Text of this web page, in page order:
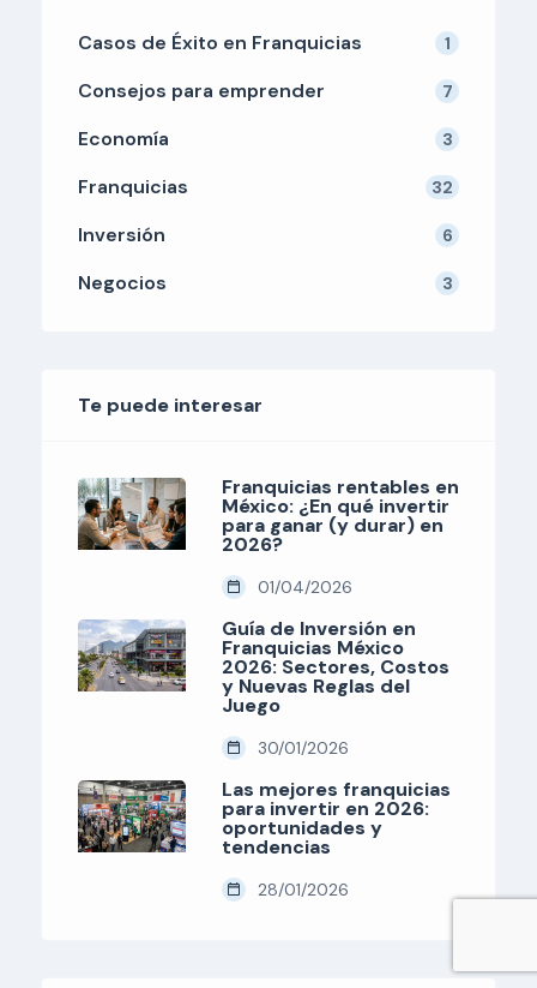
Casos de Éxito en Franquicias 1
Consejos para emprender 7
Economía 3
Franquicias 32
Inversión 6
Negocios 3
Te puede interesar
Franquicias rentables en
México: ¿En qué invertir
para ganar (y durar) en
2026?
01/04/2026
Guía de Inversión en
Franquicias México
2026: Sectores, Costos
y Nuevas Reglas del
Juego
30/01/2026
Las mejores franquicias
para invertir en 2026:
oportunidades y
tendencias
28/01/2026